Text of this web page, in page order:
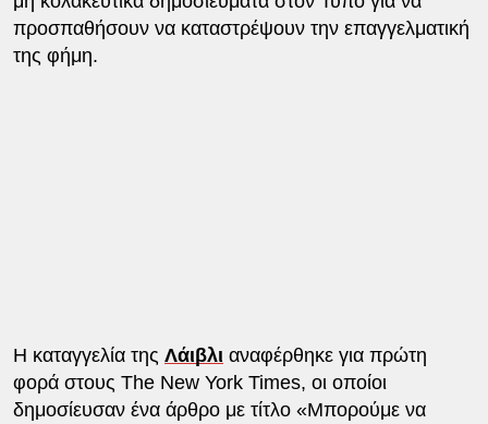
προσπαθήσουν να καταστρέψουν την επαγγελματική
της φήμη.
Η καταγγελία της Λάιβλι αναφέρθηκε για πρώτη
φορά στους The New York Times, οι οποίοι
δημοσίευσαν ένα άρθρο με τίτλο «Μπορούμε να